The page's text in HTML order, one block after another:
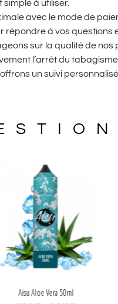
à utiliser.
avec le mode de
répondre à vos questions
sur la qualité de nos
l’arrêt du
un suivi
Aisu Aloe Vera